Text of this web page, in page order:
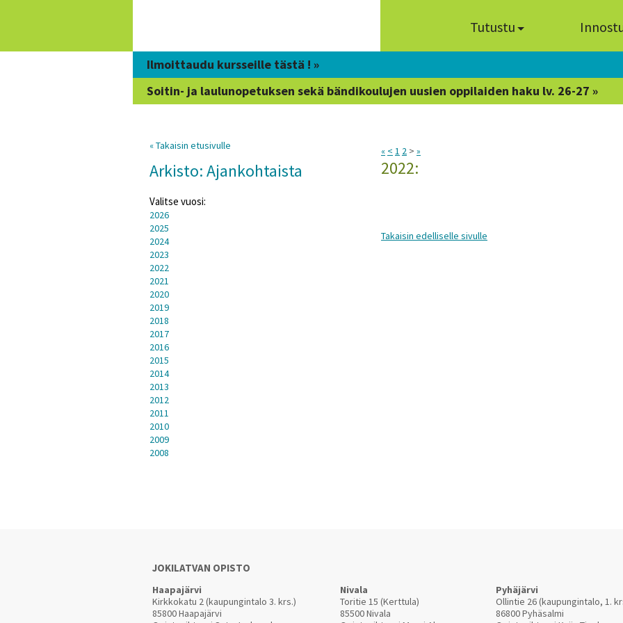
Tutustu
Ilmoittaudu kursseille tästä ! »
Soitin- ja laulunopetuksen sekä bändikoulujen uusien oppilaiden haku lv. 26-27 »
« < 1 2 > »
2022:
Takaisin edelliselle sivulle
« Takaisin etusivulle
Arkisto: Ajankohtaista
Valitse vuosi:
2026
2025
2024
2023
2022
2021
2020
2019
2018
2017
2016
2015
2014
2013
2012
2011
2010
2009
2008
JOKILATVAN OPISTO
Haapajärvi
Kirkkokatu 2 (kaupungintalo 3. krs.)
85800 Haapajärvi
Nivala
Toritie 15 (Kerttula)
85500 Nivala
Pyhäjärvi
Ollintie 26 (kaupungintalo, 1.
86800 Pyhäsalmi